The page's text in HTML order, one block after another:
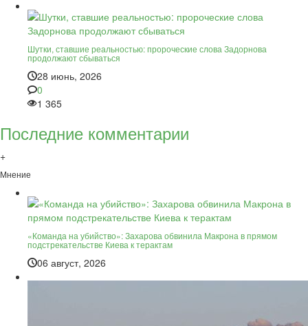
Шутки, ставшие реальностью: пророческие слова Задорнова
продолжают сбываться
28 июнь, 2026
0
1 365
Последние комментарии
+
Мнение
«Команда на убийство»: Захарова обвинила Макрона в прямом
подстрекательстве Киева к терактам
06 август, 2026